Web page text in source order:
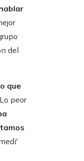
del
que
Lo peor